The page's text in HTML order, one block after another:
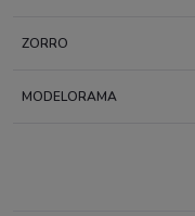
ZORRO
MODELORAMA